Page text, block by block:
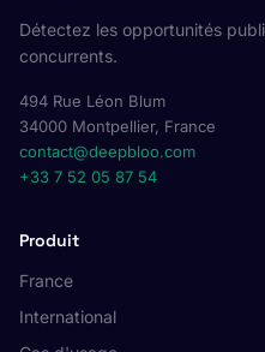
Détectez les opportunités
concurrents.
494 Rue Léon Blum
34000 Montpellier, France
contact@deepbloo.com
+33 7 52 05 87 54
Produit
France
International